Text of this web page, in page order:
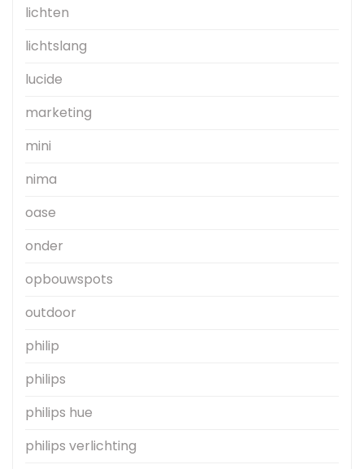
lichten
lichtslang
lucide
marketing
mini
nima
oase
onder
opbouwspots
outdoor
philip
philips
philips hue
philips verlichting